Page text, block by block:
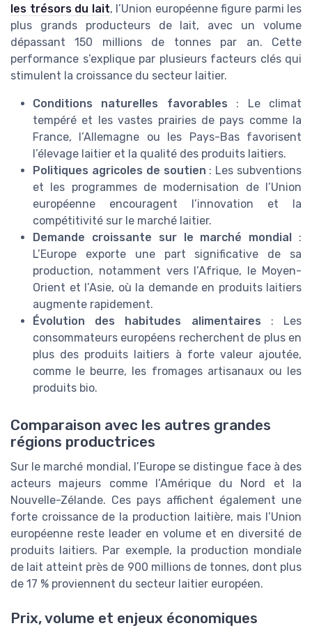
les trésors du lait, l’Union européenne figure parmi les
plus grands producteurs de lait, avec un volume
dépassant 150 millions de tonnes par an. Cette
performance s’explique par plusieurs facteurs clés qui
stimulent la croissance du secteur laitier.
Conditions naturelles favorables : Le climat
tempéré et les vastes prairies de pays comme la
France, l’Allemagne ou les Pays-Bas favorisent
l’élevage laitier et la qualité des produits laitiers.
Politiques agricoles de soutien : Les subventions
et les programmes de modernisation de l’Union
européenne encouragent l’innovation et la
compétitivité sur le marché laitier.
Demande croissante sur le marché mondial :
L’Europe exporte une part significative de sa
production, notamment vers l’Afrique, le Moyen-
Orient et l’Asie, où la demande en produits laitiers
augmente rapidement.
Évolution des habitudes alimentaires : Les
consommateurs européens recherchent de plus en
plus des produits laitiers à forte valeur ajoutée,
comme le beurre, les fromages artisanaux ou les
produits bio.
Comparaison avec les autres grandes
régions productrices
Sur le marché mondial, l’Europe se distingue face à des
acteurs majeurs comme l’Amérique du Nord et la
Nouvelle-Zélande. Ces pays affichent également une
forte croissance de la production laitière, mais l’Union
européenne reste leader en volume et en diversité de
produits laitiers. Par exemple, la production mondiale
de lait atteint près de 900 millions de tonnes, dont plus
de 17 % proviennent du secteur laitier européen.
Prix, volume et enjeux économiques